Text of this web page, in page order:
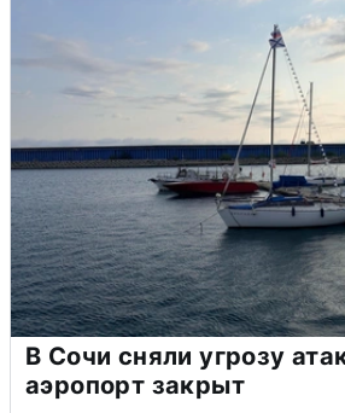
В Сочи сняли угрозу
аэропорт закрыт